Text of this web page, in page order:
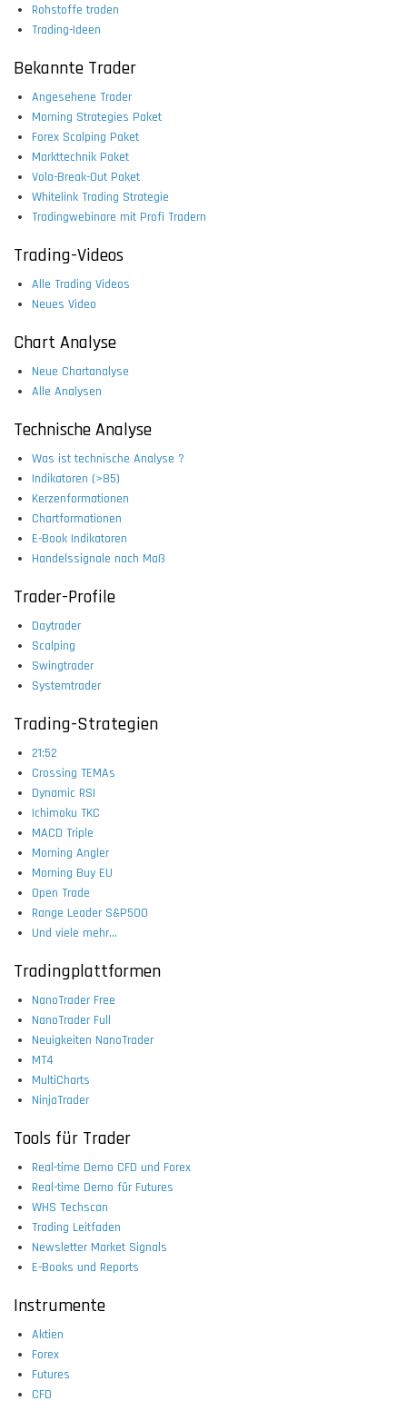
Rohstoffe traden
Trading-Ideen
Bekannte Trader
Angesehene Trader
Morning Strategies Paket
Forex Scalping Paket
Markttechnik Paket
Vola-Break-Out Paket
Whitelink Trading Strategie
Tradingwebinare mit Profi Tradern
Trading-Videos
Alle Trading Videos
Neues Video
Chart Analyse
Neue Chartanalyse
Alle Analysen
Technische Analyse
Was ist technische Analyse ?
Indikatoren (>85)
Kerzenformationen
Chartformationen
E-Book Indikatoren
Handelssignale nach Maß
Trader-Profile
Daytrader
Scalping
Swingtrader
Systemtrader
Trading-Strategien
21:52
Crossing TEMAs
Dynamic RSI
Ichimoku TKC
MACD Triple
Morning Angler
Morning Buy EU
Open Trade
Range Leader S&P500
Und viele mehr...
Tradingplattformen
NanoTrader Free
NanoTrader Full
Neuigkeiten NanoTrader
MT4
MultiCharts
NinjaTrader
Tools für Trader
Real-time Demo CFD und Forex
Real-time Demo für Futures
WHS Techscan
Trading Leitfaden
Newsletter Market Signals
E-Books und Reports
Instrumente
Aktien
Forex
Futures
CFD